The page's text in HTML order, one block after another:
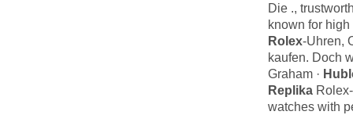
Die .,
known for
Rolex-Uhren,
kaufen. Doch
Graham ·
Replika Rolex-
watches with